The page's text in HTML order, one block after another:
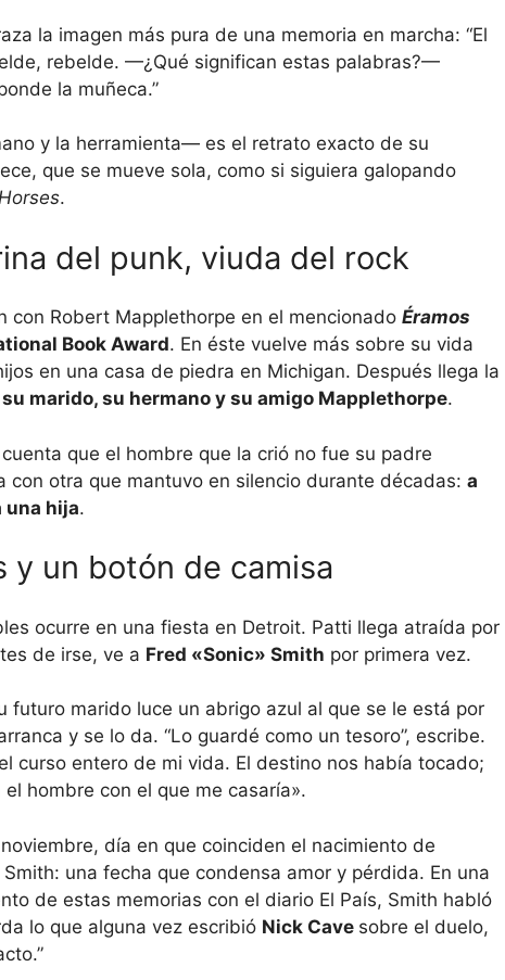
la imagen más pura de una memoria en marcha: “El
rebelde. —¿Qué significan estas palabras?—
la muñeca.”
y la herramienta— es el retrato exacto de su
que se mueve sola, como si siguiera galopando
.
del punk, viuda del rock
con Robert Mapplethorpe en el mencionado Éramos
Book Award. En éste vuelve más sobre su vida
en una casa de piedra en Michigan. Después llega la
marido, su hermano y su amigo Mapplethorpe.
que el hombre que la crió no fue su padre
con otra que mantuvo en silencio durante décadas: a
una hija.
un botón de camisa
ocurre en una fiesta en Detroit. Patti llega atraída por
de irse, ve a Fred «Sonic» Smith por primera vez.
futuro marido luce un abrigo azul al que se le está por
y se lo da. “Lo guardé como un tesoro”, escribe.
curso entero de mi vida. El destino nos había tocado;
hombre con el que me casaría».
día en que coinciden el nacimiento de
una fecha que condensa amor y pérdida. En una
de estas memorias con el diario El País, Smith habló
lo que alguna vez escribió Nick Cave sobre el duelo,